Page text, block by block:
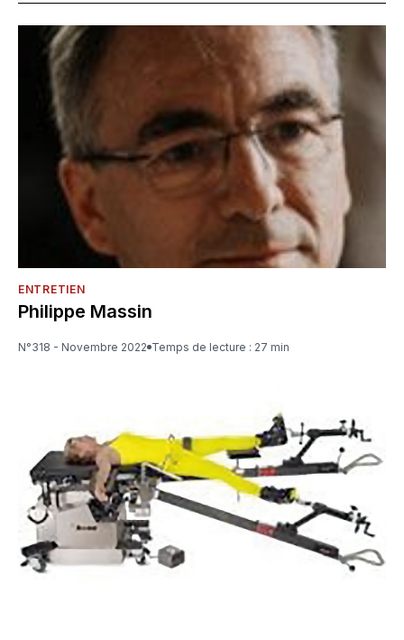
ENTRETIEN
Philippe Massin
N°318 - Novembre 2022 Temps de lecture : 27 min